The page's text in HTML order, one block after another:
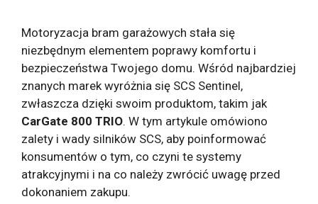
Motoryzacja bram garażowych stała się
niezbędnym elementem poprawy komfortu i
bezpieczeństwa Twojego domu. Wśród najbardziej
znanych marek wyróżnia się SCS Sentinel,
zwłaszcza dzięki swoim produktom, takim jak
CarGate 800 TRIO. W tym artykule omówiono
zalety i wady silników SCS, aby poinformować
konsumentów o tym, co czyni te systemy
atrakcyjnymi i na co należy zwrócić uwagę przed
dokonaniem zakupu.